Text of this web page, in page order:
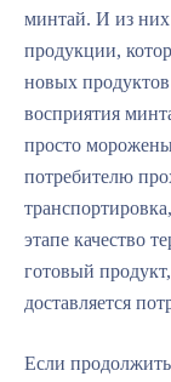
минтай. И из них
продукции,
новых
восприятия
просто
потребителю
этапе качество
готовый
доставляется
Если